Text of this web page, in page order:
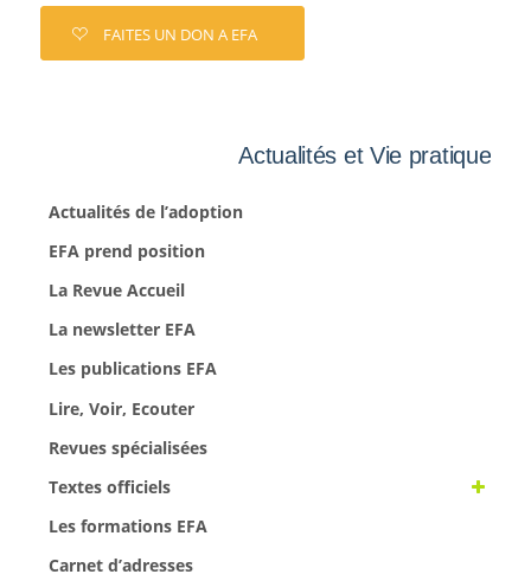
FAITES UN DON A EFA
Actualités et Vie pratique
Actualités de l’adoption
EFA prend position
La Revue Accueil
La newsletter EFA
Les publications EFA
Lire, Voir, Ecouter
Revues spécialisées
Textes officiels
Les formations EFA
Carnet d’adresses